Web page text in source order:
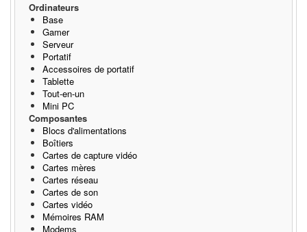
Ordinateurs
Base
Gamer
Serveur
Portatif
Accessoires de portatif
Tablette
Tout-en-un
Mini PC
Composantes
Blocs d'alimentations
Boîtiers
Cartes de capture vidéo
Cartes mères
Cartes réseau
Cartes de son
Cartes vidéo
Mémoires RAM
Modems